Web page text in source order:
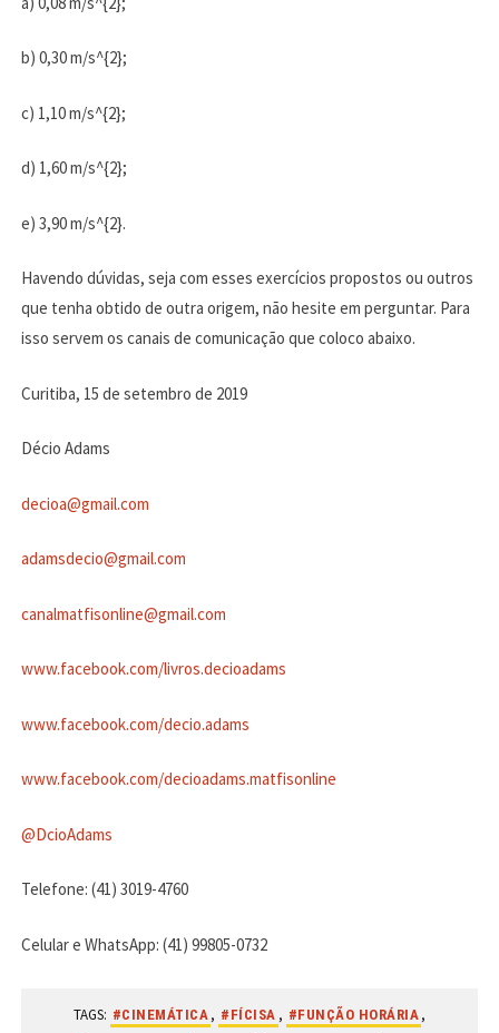
b) 0,30 m/s^{2};
c) 1,10 m/s^{2};
d) 1,60 m/s^{2};
e) 3,90 m/s^{2}.
Havendo dúvidas, seja com esses exercícios propostos ou outros
que tenha obtido de outra origem, não hesite em perguntar. Para
isso servem os canais de comunicação que coloco abaixo.
Curitiba, 15 de setembro de 2019
Décio Adams
decioa@gmail.com
adamsdecio@gmail.com
canalmatfisonline@gmail.com
www.facebook.com/livros.decioadams
www.facebook.com/decio.adams
www.facebook.com/decioadams.matfisonline
@DcioAdams
Telefone: (41) 3019-4760
Celular e WhatsApp: (41) 99805-0732
TAGS: #CINEMÁTICA , #FÍCISA , #FUNÇÃO HORÁRIA ,